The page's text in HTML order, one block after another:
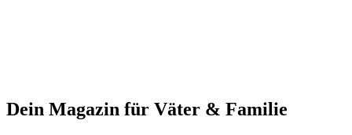
Dein Magazin für Väter & Familie